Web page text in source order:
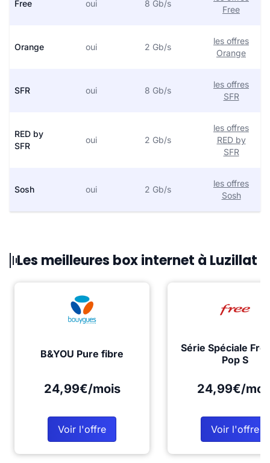
Free oui 8 Gb/s
Free
Orange oui 2 Gb/s
les offres
Orange
SFR oui 8 Gb/s
les offres
SFR
RED by
SFR
oui 2 Gb/s
les offres
RED by
SFR
Sosh oui 2 Gb/s
les offres
Sosh
Les meilleures box internet à Luzillat
B&YOU Pure fibre
24,99€/mois
Voir l'offre
Série Spéciale
Pop S
24,99€/
Voir l'offre